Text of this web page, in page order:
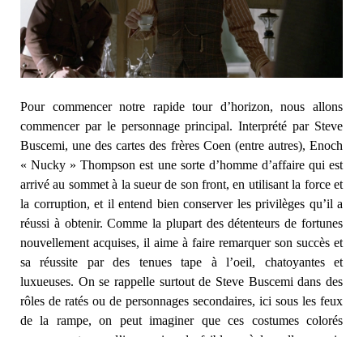
Pour commencer notre rapide tour d’horizon, nous allons
commencer par le personnage principal. Interprété par Steve
Buscemi, une des cartes des frères Coen (entre autres), Enoch
« Nucky » Thompson est une sorte d’homme d’affaire qui est
arrivé au sommet à la sueur de son front, en utilisant la force et
la corruption, et il entend bien conserver les privilèges qu’il a
réussi à obtenir. Comme la plupart des détenteurs de fortunes
nouvellement acquises, il aime à faire remarquer son succès et
sa réussite par des tenues tape à l’oeil, chatoyantes et
luxueuses. On se rappelle surtout de Steve Buscemi dans des
rôles de ratés ou de personnages secondaires, ici sous les feux
de la rampe, on peut imaginer que ces costumes colorés